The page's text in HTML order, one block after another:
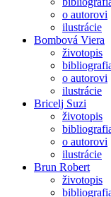
o autorovi
ilustrácie
Bombová Viera
životopis
o autorovi
ilustrácie
Bricelj Suzi
životopis
o autorovi
ilustrácie
Brun Robert
životopis